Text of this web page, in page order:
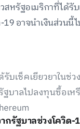
สหรัฐอเมริกาที่ได้รั
19 อาจนำเงินส่วนนี้
บเช็คเยียวยาในช่
ฐบาลไปลงทุนซื้อเ
กรัฐบาลช่วงโควิด-